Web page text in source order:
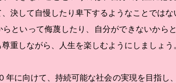
決して自慢したり卑下するようなことではな
といって侮蔑したり、自分ができないから
重しながら、人生を楽しむようにしましょう
年に向けて、持続可能な社会の実現を目指し